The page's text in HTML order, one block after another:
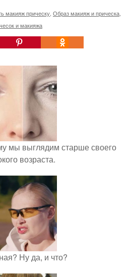
макияж прическу Образ макияж и прическа
и макияжа
мы выглядим старше своего
возраста.
Ну да, и что?